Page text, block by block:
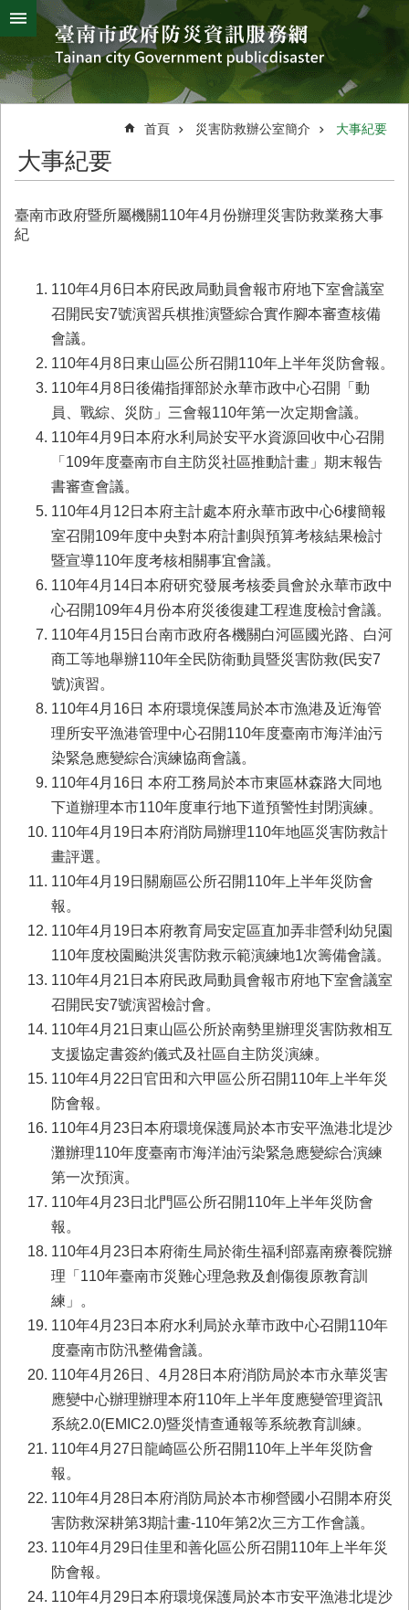
跳到主要內容區塊
搜
尋
進
階
搜
熱
字
颱
風
災
害
救
辦
首
首頁 災害防救辦公室簡介 大事紀要
大事紀要
臺南市政府暨所屬機關110年4月份辦理災害防救業務大事
紀
110年4月6日本府民政局動員會報市府地下室會議室
召開民安7號演習兵棋推演暨綜合實作腳本審查核備
會議。
110年4月8日東山區公所召開110年上半年災防會報。
110年4月8日後備指揮部於永華市政中心召開「動
員、戰綜、災防」三會報110年第一次定期會議。
110年4月9日本府水利局於安平水資源回收中心召開
「109年度臺南市自主防災社區推動計畫」期末報告
書審查會議。
110年4月12日本府主計處本府永華市政中心6樓簡報
室召開109年度中央對本府計劃與預算考核結果檢討
暨宣導110年度考核相關事宜會議。
110年4月14日本府研究發展考核委員會於永華市政中
心召開109年4月份本府災後復建工程進度檢討會議。
110年4月15日台南市政府各機關白河區國光路、白河
商工等地舉辦110年全民防衛動員暨災害防救(民安7
號)演習。
110年4月16日 本府環境保護局於本市漁港及近海管
理所安平漁港管理中心召開110年度臺南市海洋油污
染緊急應變綜合演練協商會議。
110年4月16日 本府工務局於本市東區林森路大同地
下道辦理本市110年度車行地下道預警性封閉演練。
110年4月19日本府消防局辦理110年地區災害防救計
畫評選。
110年4月19日關廟區公所召開110年上半年災防會
報。
110年4月19日本府教育局安定區直加弄非營利幼兒園
110年度校園颱洪災害防救示範演練地1次籌備會議。
110年4月21日本府民政局動員會報市府地下室會議室
召開民安7號演習檢討會。
110年4月21日東山區公所於南勢里辦理災害防救相互
支援協定書簽約儀式及社區自主防災演練。
110年4月22日官田和六甲區公所召開110年上半年災
防會報。
110年4月23日本府環境保護局於本市安平漁港北堤沙
灘辦理110年度臺南市海洋油污染緊急應變綜合演練
第一次預演。
110年4月23日北門區公所召開110年上半年災防會
報。
110年4月23日本府衛生局於衛生福利部嘉南療養院辦
理「110年臺南市災難心理急救及創傷復原教育訓
練」。
110年4月23日本府水利局於永華市政中心召開110年
度臺南市防汛整備會議。
110年4月26日、4月28日本府消防局於本市永華災害
應變中心辦理辦理本府110年上半年度應變管理資訊
系統2.0(EMIC2.0)暨災情查通報等系統教育訓練。
110年4月27日龍崎區公所召開110年上半年災防會
報。
110年4月28日本府消防局於本市柳營國小召開本府災
害防救深耕第3期計畫-110年第2次三方工作會議。
110年4月29日佳里和善化區公所召開110年上半年災
防會報。
110年4月29日本府環境保護局於本市安平漁港北堤沙